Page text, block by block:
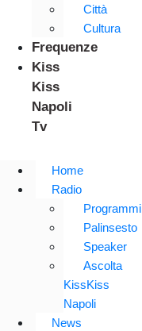
Città
Cultura
Frequenze
Kiss
Kiss
Napoli
Tv
Home
Radio
Programmi
Palinsesto
Speaker
Ascolta
KissKiss
Napoli
News